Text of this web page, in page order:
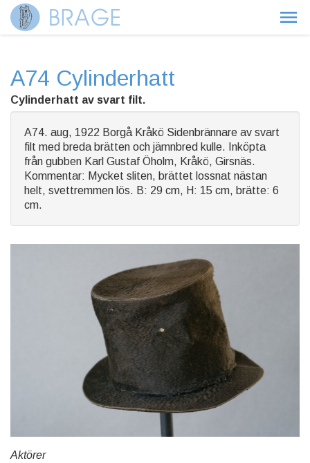
A74 Cylinderhatt
Cylinderhatt av svart filt.
A74. aug, 1922 Borgå Kråkö Sidenbrännare av svart
filt med breda brätten och jämnbred kulle. Inköpta
från gubben Karl Gustaf Öholm, Kråkö, Girsnäs.
Kommentar: Mycket sliten, brättet lossnat nästan
helt, svettremmen lös. B: 29 cm, H: 15 cm, brätte: 6
cm.
Aktörer